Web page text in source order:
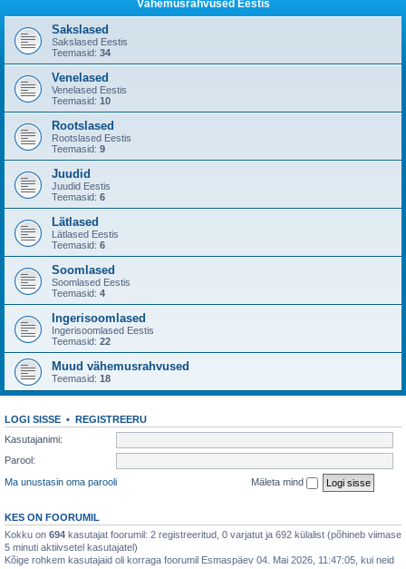
Vähemusrahvused Eestis
Sakslased
Sakslased Eestis
Teemasid: 34
Venelased
Venelased Eestis
Teemasid: 10
Rootslased
Rootslased Eestis
Teemasid: 9
Juudid
Juudid Eestis
Teemasid: 6
Lätlased
Lätlased Eestis
Teemasid: 6
Soomlased
Soomlased Eestis
Teemasid: 4
Ingerisoomlased
Ingerisoomlased Eestis
Teemasid: 22
Muud vähemusrahvused
Teemasid: 18
LOGI SISSE • REGISTREERU
Kasutajanimi:
Parool:
Ma unustasin oma parooli
Mäleta mind
KES ON FOORUMIL
Kokku on 694 kasutajat foorumil: 2 registreeritud, 0 varjatut ja 692 külalist (põhineb viimase
5 minuti aktiivsetel kasutajatel)
Kõige rohkem kasutajaid oli korraga foorumil Esmaspäev 04. Mai 2026, 11:47:05, kui neid